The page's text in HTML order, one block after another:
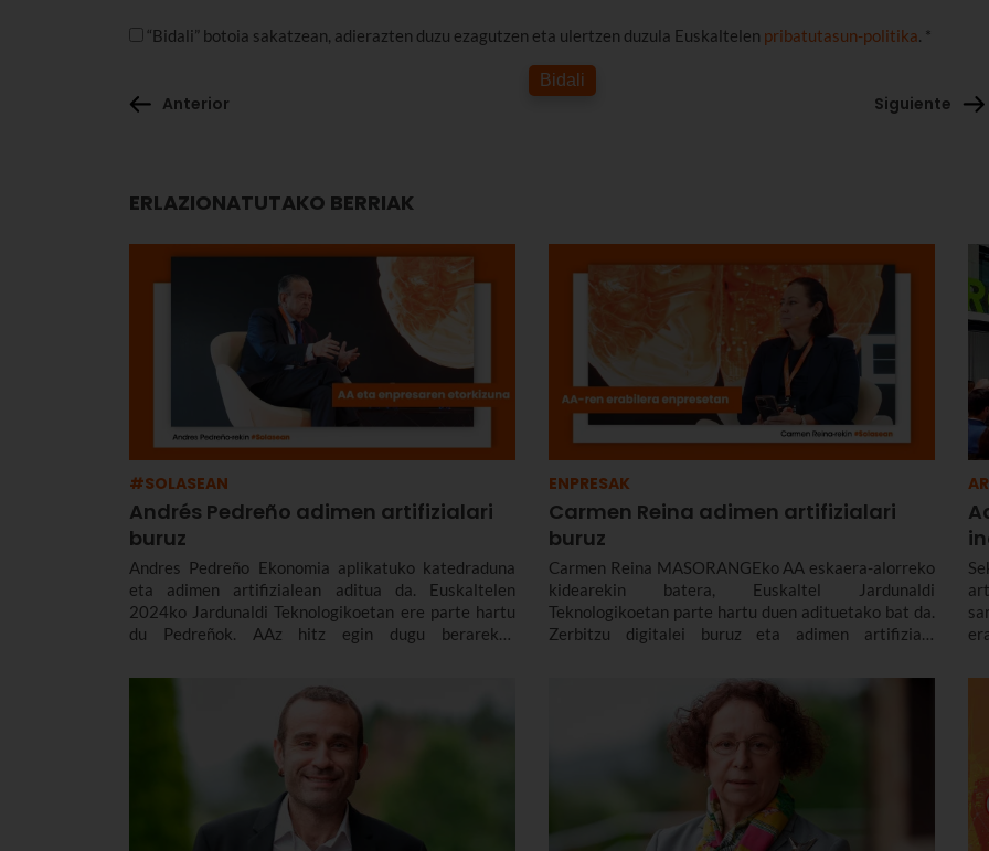
“Bidali” botoia sakatzean, adierazten duzu ezagutzen eta ulertzen duzula Euskaltelen pribatutasun-politika. *
Bidali
Anterior Siguiente
ERLAZIONATUTAKO BERRIAK
#SOLASEAN
Andrés Pedreño adimen artifizialari
buruz
Andres Pedreño Ekonomia aplikatuko katedraduna
eta adimen artifizialean aditua da. Euskaltelen
2024ko Jardunaldi Teknologikoetan ere parte hartu
du Pedreñok. AAz hitz egin dugu berarekin,
hartuta, eta hizpide izan ditugu AAren erregulazioa,
etika, enpresetan duen aplikazioa, joerak eta enpresa
zein gizarte gisa aurrez aurre ditugun desafioak.
ENPRESAK
Carmen Reina adimen artifizialari
buruz
Carmen Reina MASORANGEko AA eskaera-alorreko
kidearekin batera, Euskaltel Jardunaldi
Teknologikoetan parte hartu duen adituetako bat da.
Zerbitzu digitalei buruz eta adimen artifiziala
egungo egoera erreala nahiz etorkizuneko erronkak